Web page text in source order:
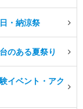
・納涼祭
のある夏祭り
イベント・アク